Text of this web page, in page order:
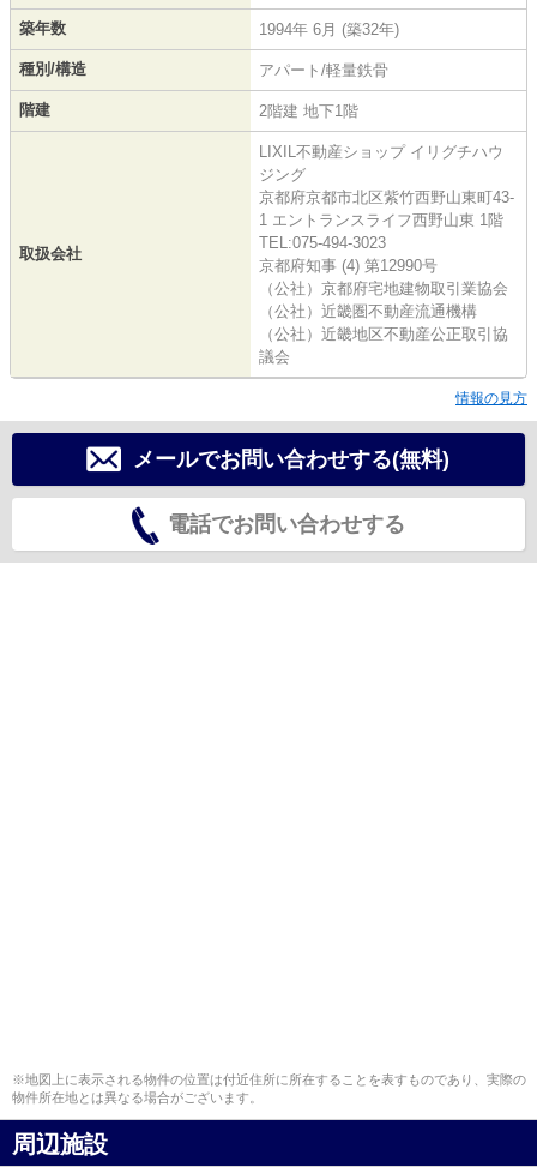
築年数 1994年 6月 (築32年)
種別/構造 アパート/軽量鉄骨
階建 2階建 地下1階
取扱会社
LIXIL不動産ショップ イリグチハウ
ジング
京都府京都市北区紫竹西野山東町43-
1 エントランスライフ西野山東 1階
TEL:075-494-3023
京都府知事 (4) 第12990号
（公社）京都府宅地建物取引業協会
（公社）近畿圏不動産流通機構
（公社）近畿地区不動産公正取引協
議会
情報の見方
メールでお問い合わせする(無料)
電話でお問い合わせする
※地図上に表示される物件の位置は付近住所に所在することを表すものであり、実際の
物件所在地とは異なる場合がございます。
周辺施設